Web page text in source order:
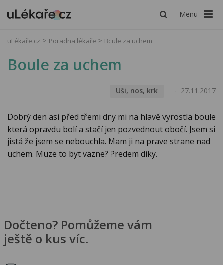
Menu
uLékaře.cz Poradna lékaře Boule za uchem
Boule za uchem
Uši, nos, krk 27.11.2017
Dobrý den asi před třemi dny mi na hlavě vyrostla boule
která opravdu bolí a stačí jen pozvednout obočí. Jsem si
jistá že jsem se nebouchla. Mam ji na prave strane nad
uchem. Muze to byt vazne? Predem diky.
Dočteno? Pomůžeme vám
ještě o kus víc.